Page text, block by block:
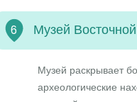
6 Музей
Музей раскрывает
археологические